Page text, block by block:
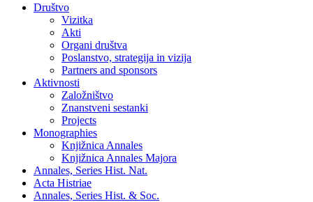
Društvo
Vizitka
Akti
Organi društva
Poslanstvo, strategija in vizija
Partners and sponsors
Aktivnosti
Založništvo
Znanstveni sestanki
Projects
Monographies
Knjižnica Annales
Knjižnica Annales Majora
Annales, Series Hist. Nat.
Acta Histriae
Annales, Series Hist. & Soc.